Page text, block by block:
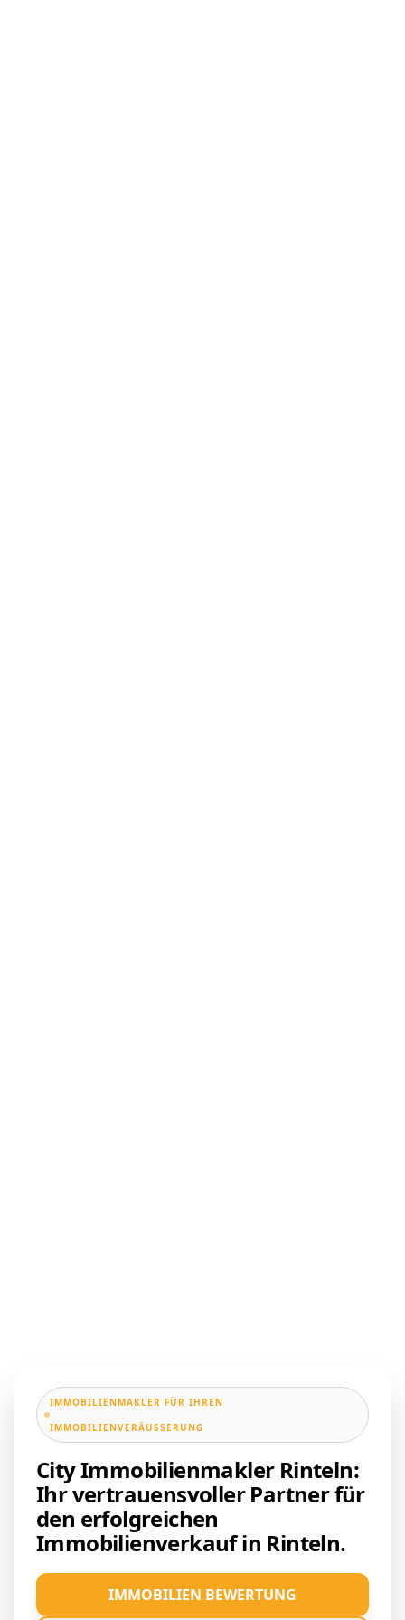
IMMOBILIENMAKLER FÜR IHREN
IMMOBILIENVERÄUSSERUNG
City Immobilienmakler Rinteln:
Ihr vertrauensvoller Partner für
den erfolgreichen
Immobilienverkauf in Rinteln.
IMMOBILIEN BEWERTUNG